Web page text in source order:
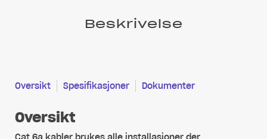
Beskrivelse
Oversikt Spesifikasjoner Dokumenter
Oversikt